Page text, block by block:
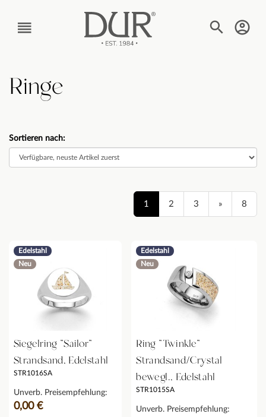
TEXT_BTN_MENU
Ringe
Sortieren nach:
1 2 3 » 8
Edelstahl
Neu
Siegelring "Sailor"
Strandsand, Edelstahl
STR1016SA
Unverb. Preisempfehlung:
0,00 €
Edelstahl
Neu
Ring "Twinkle"
Strandsand/Crystal
bewegl., Edelstahl
STR1015SA
Unverb. Preisempfehlung: